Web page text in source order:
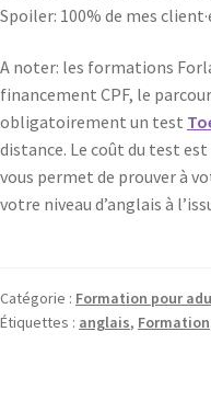
Spoiler: 100% de mes
A noter: les formations
financement CPF, le
obligatoirement un test
distance. Le coût du test
vous permet de prouver à
votre niveau d’anglais à
Catégorie : Formation pour
Étiquettes : anglais, Formation